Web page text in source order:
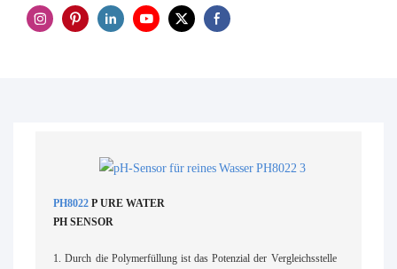
PH8022P URE WATER
PH SENSOR
1. Durch die Polymerfüllung ist das Potenzial der Vergleichsstelle